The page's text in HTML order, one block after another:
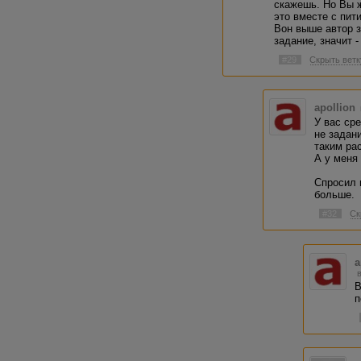
скажешь. Но Вы
это вместе с
Вон выше автор
задание, значит
Скрыть
apollion
У вас
не
таким
А у меня
Спросил
больше.